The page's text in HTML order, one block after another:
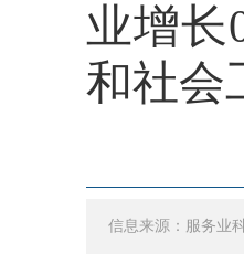
业增长
和社会
信息来源：服务业